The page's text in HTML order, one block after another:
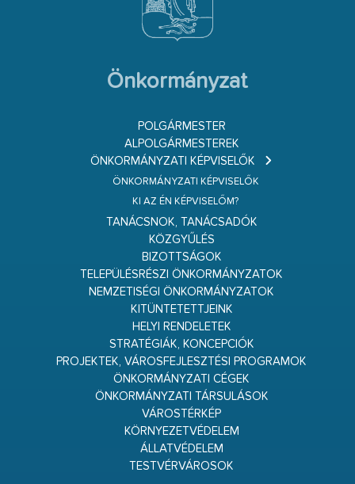
Önkormányzat
POLGÁRMESTER
ALPOLGÁRMESTEREK
ÖNKORMÁNYZATI KÉPVISELŐK
ÖNKORMÁNYZATI KÉPVISELŐK
KI AZ ÉN KÉPVISELŐM?
TANÁCSNOK, TANÁCSADÓK
KÖZGYŰLÉS
BIZOTTSÁGOK
TELEPÜLÉSRÉSZI ÖNKORMÁNYZATOK
NEMZETISÉGI ÖNKORMÁNYZATOK
KITÜNTETETTJEINK
HELYI RENDELETEK
STRATÉGIÁK, KONCEPCIÓK
PROJEKTEK, VÁROSFEJLESZTÉSI PROGRAMOK
ÖNKORMÁNYZATI CÉGEK
ÖNKORMÁNYZATI TÁRSULÁSOK
VÁROSTÉRKÉP
KÖRNYEZETVÉDELEM
ÁLLATVÉDELEM
TESTVÉRVÁROSOK